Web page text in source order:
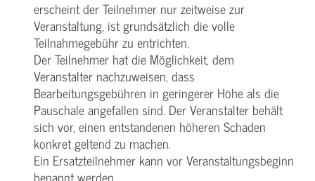
erscheint der Teilnehmer nur zeitweise zur
Veranstaltung, ist grundsätzlich die volle
Teilnahmegebühr zu entrichten.
Der Teilnehmer hat die Möglichkeit, dem
Veranstalter nachzuweisen, dass
Bearbeitungsgebühren in geringerer Höhe als die
Pauschale angefallen sind. Der Veranstalter behält
sich vor, einen entstandenen höheren Schaden
konkret geltend zu machen.
Ein Ersatzteilnehmer kann vor Veranstaltungsbeginn